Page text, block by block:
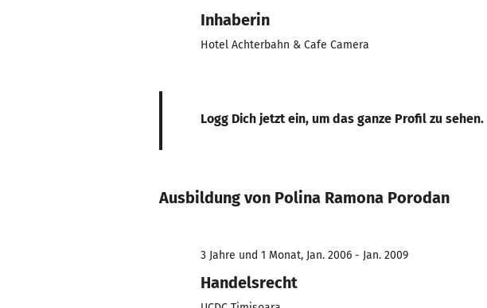
Inhaberin
Hotel Achterbahn & Cafe Camera
Logg Dich jetzt ein, um das ganze Profil zu sehen.
Ausbildung von Polina Ramona Porodan
3 Jahre und 1 Monat, Jan. 2006 - Jan. 2009
Handelsrecht